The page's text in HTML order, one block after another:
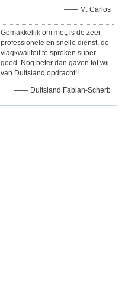
—— M. Carlos
Gemakkelijk om met, is de zeer
professionele en snelle dienst, de
vlagkwaliteit te spreken super
goed. Nog beter dan gaven tot wij
van Duitsland opdracht!!
—— Duitsland Fabian-Scherb